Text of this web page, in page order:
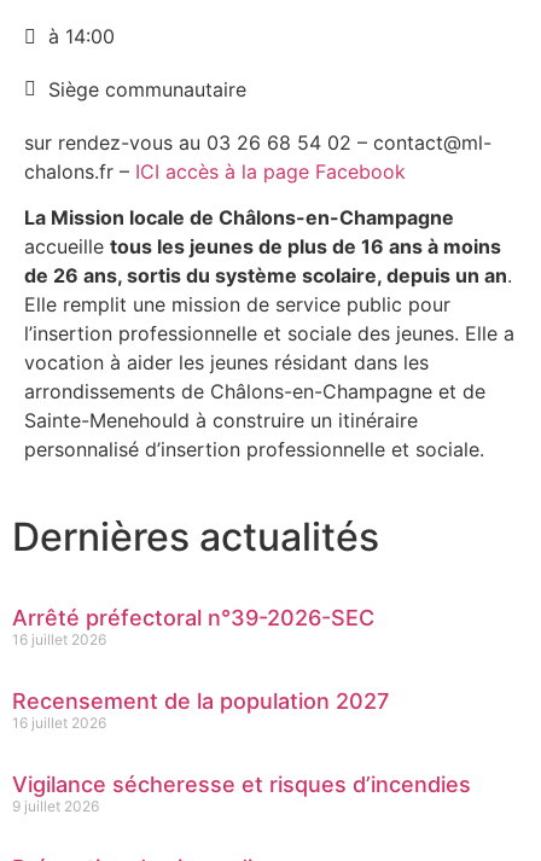
sur rendez-vous au 03 26 68 54 02 – contact@ml-
chalons.fr – ICI accès à la page Facebook
La Mission locale de Châlons-en-Champagne
accueille tous les jeunes de plus de 16 ans à moins
de 26 ans, sortis du système scolaire, depuis un an.
Elle remplit une mission de service public pour
l’insertion professionnelle et sociale des jeunes. Elle a
vocation à aider les jeunes résidant dans les
arrondissements de Châlons-en-Champagne et de
Sainte-Menehould à construire un itinéraire
personnalisé d’insertion professionnelle et sociale.
à 14:00
Siège communautaire
Dernières actualités
Arrêté préfectoral n°39-2026-SEC
16 juillet 2026
Recensement de la population 2027
16 juillet 2026
Vigilance sécheresse et risques d’incendies
9 juillet 2026